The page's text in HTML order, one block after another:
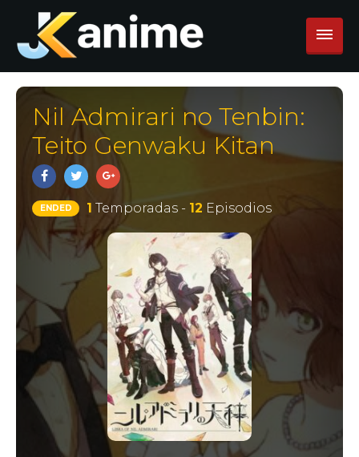
Nil Admirari no Tenbin:
Teito Genwaku Kitan
ENDED 1 Temporadas - 12 Episodios